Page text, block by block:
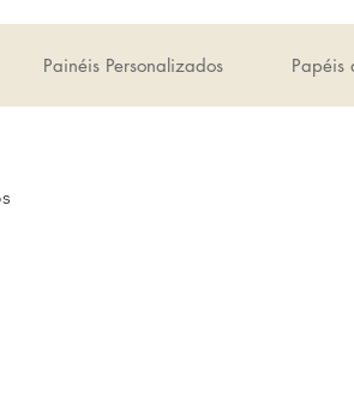
Painéis Personalizados Papéis